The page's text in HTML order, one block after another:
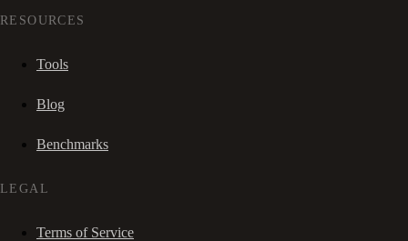
RESOURCES
Tools
Blog
Benchmarks
LEGAL
Terms of Service